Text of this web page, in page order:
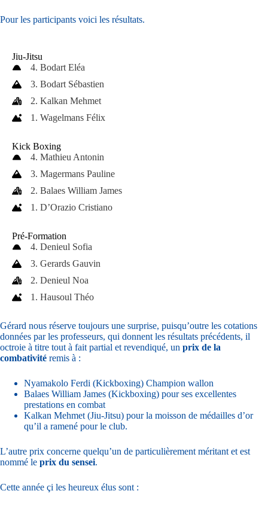
Pour les participants voici les résultats.
Jiu-Jitsu
4. Bodart Eléa
3. Bodart Sébastien
2. Kalkan Mehmet
1. Wagelmans Félix
Kick Boxing
4. Mathieu Antonin
3. Magermans Pauline
2. Balaes William James
1. D’Orazio Cristiano
Pré-Formation
4. Denieul Sofia
3. Gerards Gauvin
2. Denieul Noa
1. Hausoul Théo
Gérard nous réserve toujours une surprise, puisqu’outre les cotations
données par les professeurs, qui donnent les résultats précédents, il
octroie à titre tout à fait partial et revendiqué, un prix de la
combativité remis à :
Nyamakolo Ferdi (Kickboxing) Champion wallon
Balaes William James (Kickboxing) pour ses excellentes
prestations en combat
Kalkan Mehmet (Jiu-Jitsu) pour la moisson de médailles d’or
qu’il a ramené pour le club.
L’autre prix concerne quelqu’un de particulièrement méritant et est
nommé le prix du sensei.
Cette année çi les heureux élus sont :